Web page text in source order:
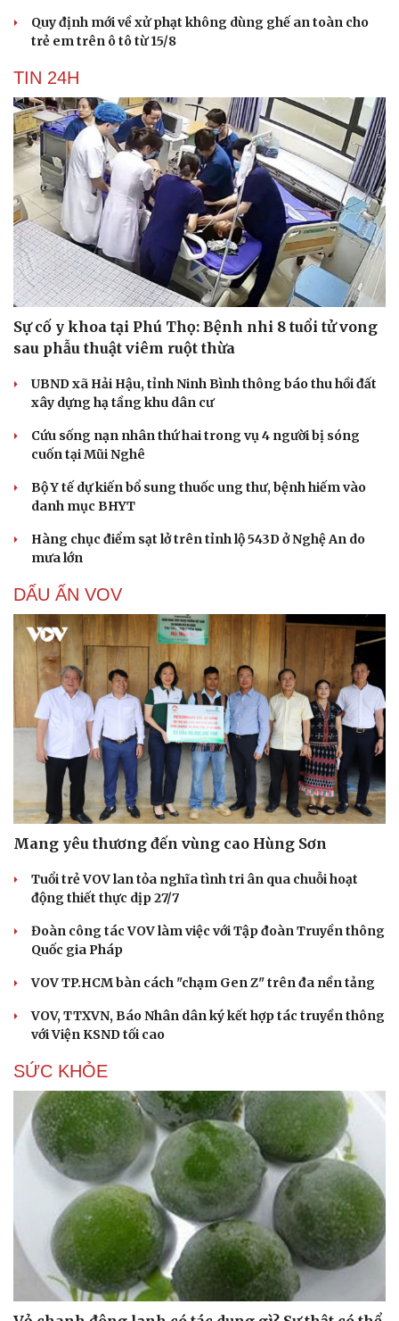
Cải chính
Quy định mới về xử phạt không dùng ghế an toàn cho
trẻ em trên ô tô từ 15/8
TIN 24H
Sự cố y khoa tại Phú Thọ: Bệnh nhi 8 tuổi tử vong
sau phẫu thuật viêm ruột thừa
UBND xã Hải Hậu, tỉnh Ninh Bình thông báo thu hồi đất
xây dựng hạ tầng khu dân cư
Cứu sống nạn nhân thứ hai trong vụ 4 người bị sóng
cuốn tại Mũi Nghê
Bộ Y tế dự kiến bổ sung thuốc ung thư, bệnh hiếm vào
danh mục BHYT
Hàng chục điểm sạt lở trên tỉnh lộ 543D ở Nghệ An do
mưa lớn
DẤU ẤN VOV
Mang yêu thương đến vùng cao Hùng Sơn
Tuổi trẻ VOV lan tỏa nghĩa tình tri ân qua chuỗi hoạt
động thiết thực dịp 27/7
Đoàn công tác VOV làm việc với Tập đoàn Truyền thông
Quốc gia Pháp
VOV TP.HCM bàn cách "chạm Gen Z" trên đa nền tảng
VOV, TTXVN, Báo Nhân dân ký kết hợp tác truyền thông
với Viện KSND tối cao
SỨC KHỎE